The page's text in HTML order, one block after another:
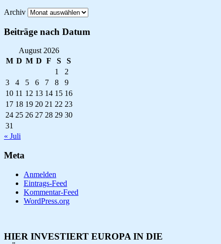
Archiv
Beiträge nach Datum
August 2026
M D M D F S
S
1
2
3
4 5 6 7 8
9
10 11 12 13 14 15 16
17 18 19 20 21 22 23
24 25 26 27 28 29 30
31
« Juli
Meta
Anmelden
Eintrags-Feed
Kommentar-Feed
WordPress.org
HIER INVESTIERT EUROPA IN DIE